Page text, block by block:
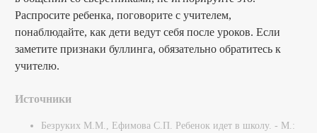
Распросите ребенка, поговорите с учителем,
понаблюдайте, как дети ведут себя после уроков. Если
заметите признаки буллинга, обязательно обратитесь к
учителю.
Источники
Безруких М.М., Ефимова С.П. Ребенок идет в школу. - М.: